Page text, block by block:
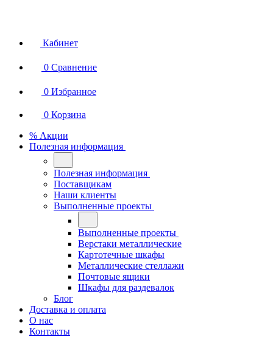
Кабинет
0 Сравнение
0 Избранное
0 Корзина
% Акции
Полезная информация
Полезная информация
Поставщикам
Наши клиенты
Выполненные проекты
Выполненные проекты
Верстаки металлические
Картотечные шкафы
Металлические стеллажи
Почтовые ящики
Шкафы для раздевалок
Блог
Доставка и оплата
О нас
Контакты